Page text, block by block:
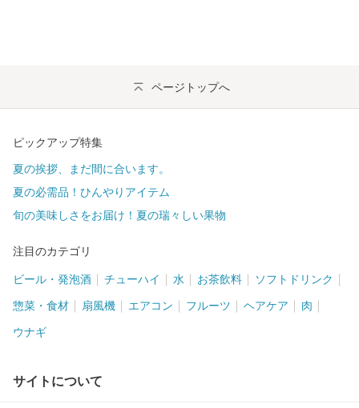
ページトップへ
ピックアップ特集
夏の挨拶、まだ間に合います。
夏の必需品！ひんやりアイテム
旬の美味しさをお届け！夏の瑞々しい果物
注目のカテゴリ
ビール・発泡酒 チューハイ 水 お茶飲料 ソフトドリンク
惣菜・食材 扇風機 エアコン フルーツ ヘアケア 肉
ウナギ
サイトについて